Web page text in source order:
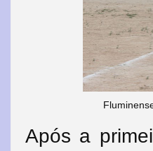
Após a